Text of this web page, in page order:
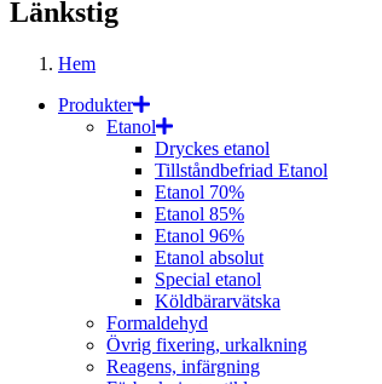
Länkstig
Hem
Produkter
Etanol
Dryckes etanol
Tillståndbefriad Etanol
Etanol 70%
Etanol 85%
Etanol 96%
Etanol absolut
Special etanol
Köldbärarvätska
Formaldehyd
Övrig fixering, urkalkning
Reagens, infärgning